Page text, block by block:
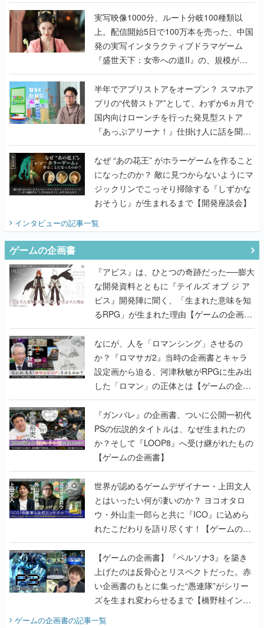
『TATSUJIN EXTREME』で初タッグを組
んだレジェンド2人に訊く開発秘話
実写映像1000分、ルート分岐100種類以
上。配信開始5日で100万本を売った、中国
発の実写インタラクティブドラマゲーム
『盛世天下：女帝への道II』の、規模が違
うこだわりをプロデューサーに聞いた
半年でアプリストアをオープン？ スマホア
プリの“代替ストア”として、わずか6ヵ月で
国内向けローンチを行った発見型ストア
『あっぷアリーナ！』仕掛け人に話を聞い
てみた
なぜ “あの花王” がホラーゲームを作ること
になったのか？ 敵に見つからないようにマ
ジックリンでこっそり掃除する『しずかな
おそうじ』が生まれるまで【開発座談会】
インタビューの記事一覧
ゲームの企画書
『アビス』は、ひとつの奇跡だった──膨大
な開発資料とともに『テイルズ オブ ジ ア
ビス』開発陣に聞く、「生まれた意味を知
るRPG」が生まれた理由【ゲームの企画
書】
なにが、人を「ロマンシング」させるの
か？『ロマサガ2』当時の企画書とキャラ
設定画から迫る、河津秋敏がRPGに生み出
した「ロマン」の正体とは【ゲームの企画
書】
『ガンパレ』の企画書、ついに公開━初代
PSの伝説的タイトルは、なぜ生まれたの
か？そして『LOOP8』へ受け継がれたもの
【ゲームの企画書】
世界が認めるゲームデザイナー・上田文人
とはいったい何が凄いのか？ ヨコオタロ
ウ・外山圭一郎らと共に『ICO』に込めら
れたこだわりを語り尽くす！【ゲームの企
画書】
【ゲームの企画書】『ペルソナ3』を築き
上げたのは反骨心とリスペクトだった。赤
い企画書のもとに集った“愚連隊”がシリー
ズを生まれ変わらせるまで【橋野桂インタ
ビュー】
ゲームの企画書の記事一覧